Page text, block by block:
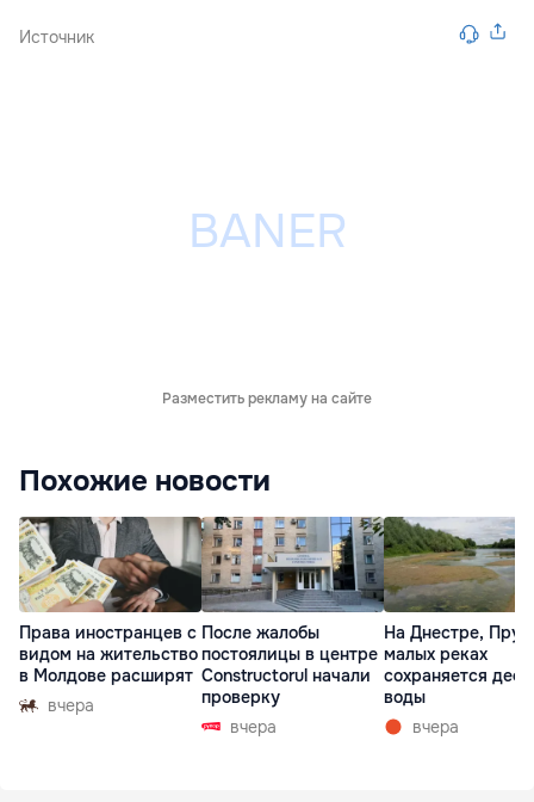
Источник
Разместить рекламу на сайте
Похожие новости
Права иностранцев с
видом на жительство
в Молдове расширят
вчера
После жалобы
постоялицы в центре
Constructorul начали
проверку
вчера
На Днестре,
малых реках
сохраняется
воды
вчера